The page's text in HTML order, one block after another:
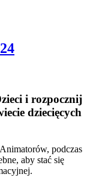
i rozpocznij
dziecięcych
podczas
aby stać się